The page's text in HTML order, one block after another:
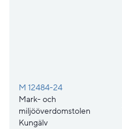
M 12484-24
Mark- och
miljööverdomstolen
Kungälv